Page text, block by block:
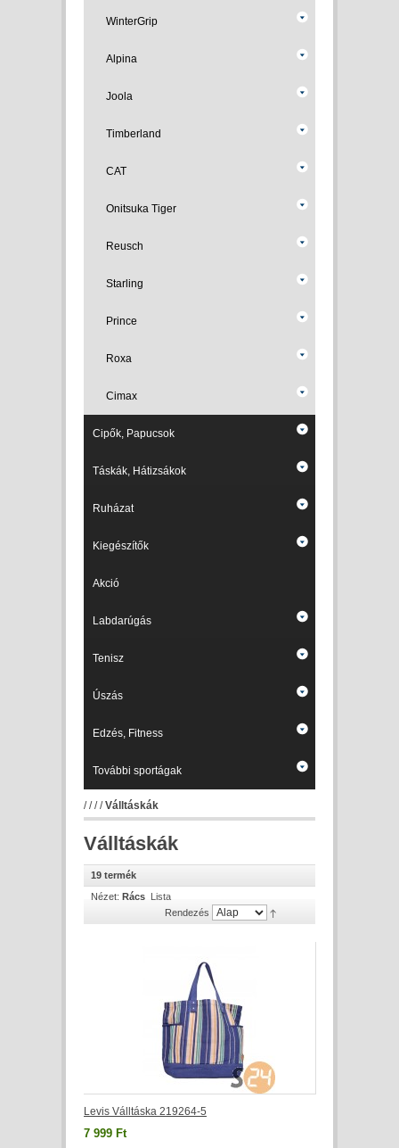
WinterGrip
Alpina
Joola
Timberland
CAT
Onitsuka Tiger
Reusch
Starling
Prince
Roxa
Cimax
Cipők, Papucsok
Táskák, Hátizsákok
Ruházat
Kiegészítők
Akció
Labdarúgás
Tenisz
Úszás
Edzés, Fitness
További sportágak
////Válltáskák
Válltáskák
19 termék
Nézet: Rács Lista
Rendezés
Levis Válltáska 219264-5
7 999 Ft